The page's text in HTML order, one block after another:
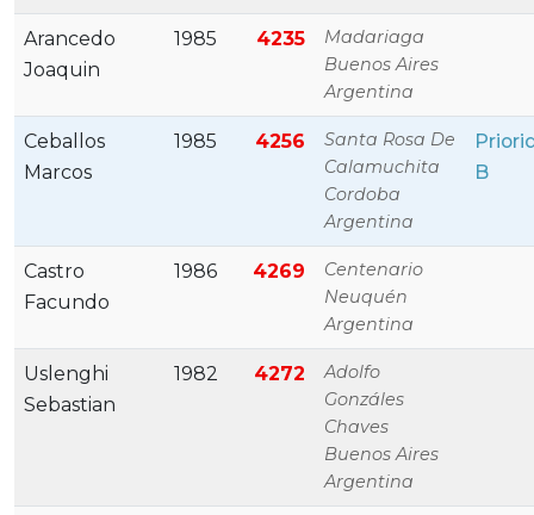
Arancedo
Joaquin
1985 4235
Madariaga
Buenos Aires
Argentina
Ceballos
Marcos
1985 4256
Santa Rosa De
Calamuchita
Cordoba
Argentina
B
Castro
Facundo
1986 4269
Centenario
Neuquén
Argentina
Uslenghi
Sebastian
1982 4272
Adolfo
Gonzáles
Chaves
Buenos Aires
Argentina